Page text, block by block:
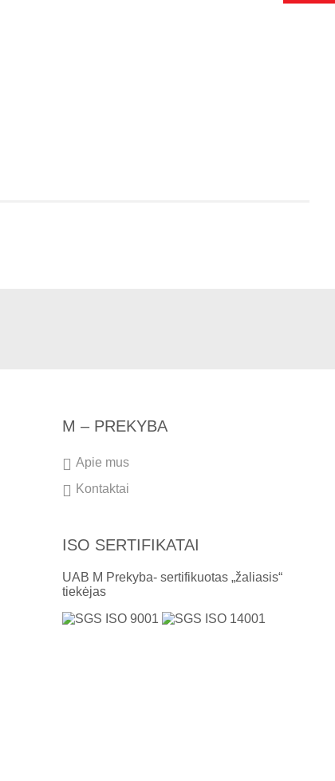
M – PREKYBA
Apie mus
Kontaktai
ISO SERTIFIKATAI
UAB M Prekyba- sertifikuotas „žaliasis“
tiekėjas